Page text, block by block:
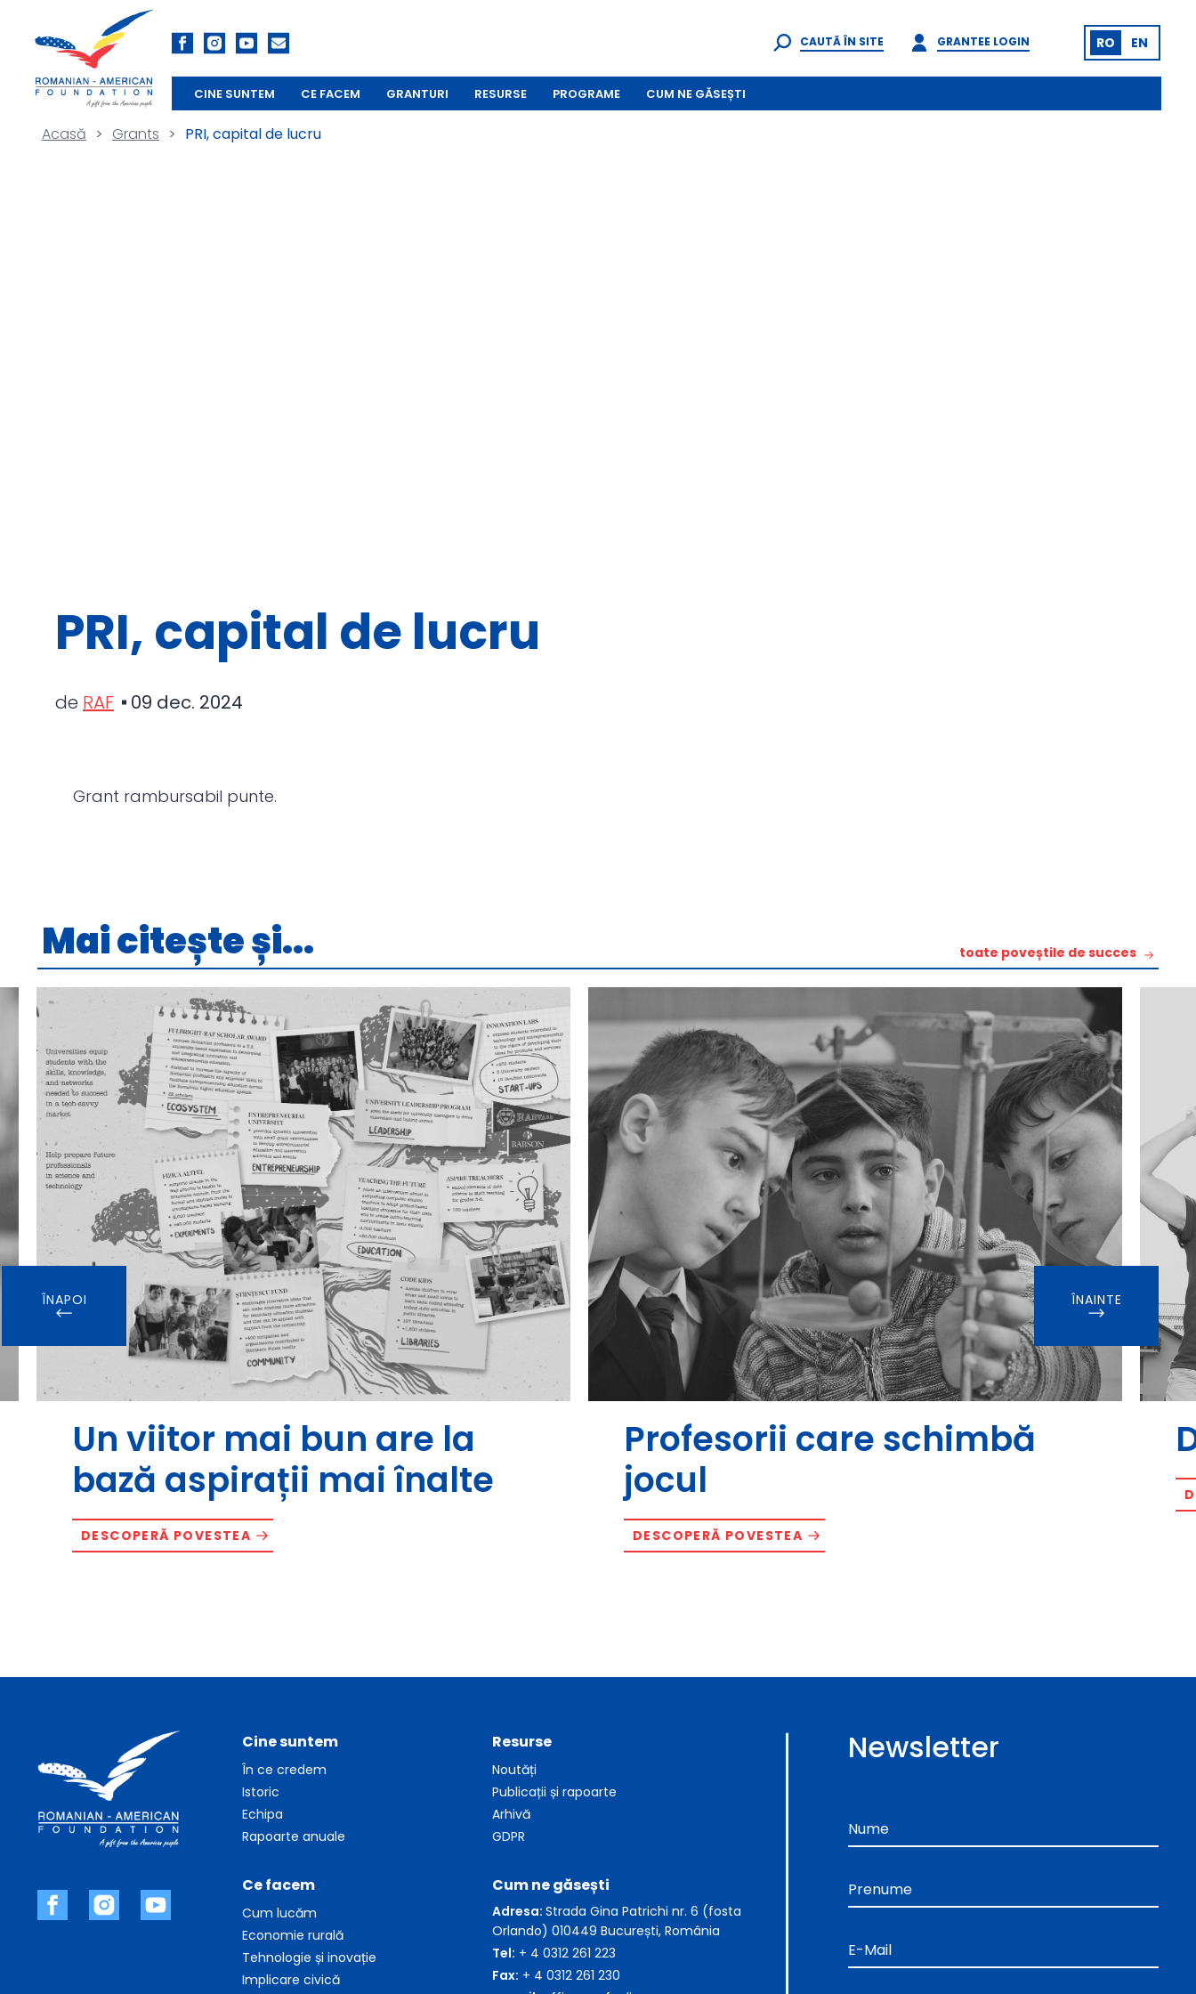
CAUTĂ ÎN SITE GRANTEE LOGIN RO EN
CINE SUNTEM CE FACEM GRANTURI RESURSE PROGRAME CUM NE GĂSEȘTI
Acasă > Grants > PRI, capital de lucru
PRI, capital de lucru
de RAF 09 dec. 2024
Grant rambursabil punte.
Mai citește și... toate poveștile de succes
Un viitor mai bun are la
bază aspirații mai înalte
DESCOPERĂ POVESTEA
Profesorii care schimbă
jocul
DESCOPERĂ POVESTEA
ÎNAPOI ÎNAINTE
Cine suntem
În ce credem
Istoric
Echipa
Rapoarte anuale
Ce facem
Cum lucăm
Economie rurală
Tehnologie și inovație
Implicare civică
Resurse
Noutăți
Publicații și rapoarte
Arhivă
GDPR
Cum ne găsești
Adresa: Strada Gina Patrichi nr. 6 (fosta
Orlando) 010449 București, România
Tel: + 4 0312 261 223
Fax: + 4 0312 261 230
Newsletter
Nume
Prenume
E-Mail